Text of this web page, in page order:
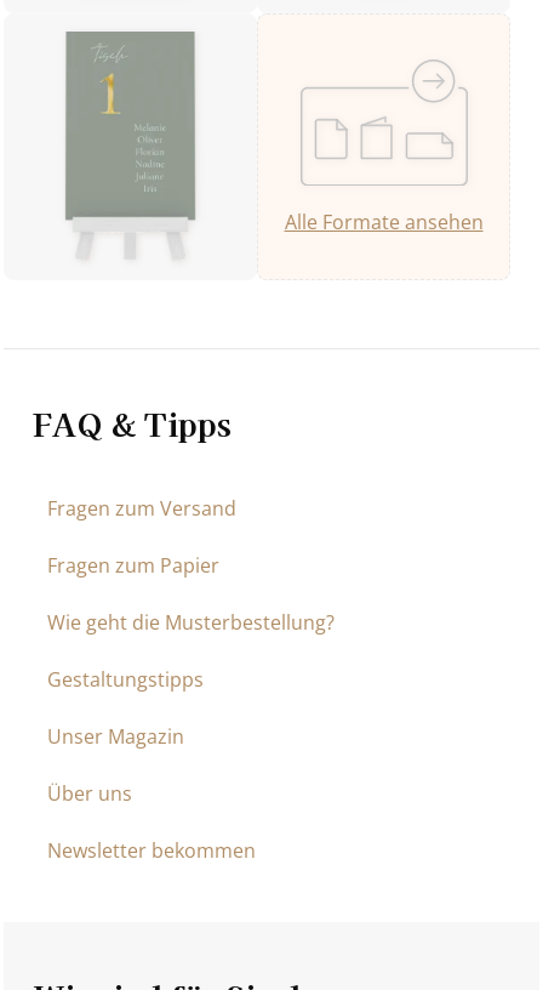
Alle Formate ansehen
FAQ & Tipps
Fragen zum Versand
Fragen zum Papier
Wie geht die Musterbestellung?
Gestaltungstipps
Unser Magazin
Über uns
Newsletter bekommen